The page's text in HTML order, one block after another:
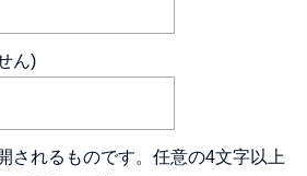
ん)
されるものです。任意の4文字以上